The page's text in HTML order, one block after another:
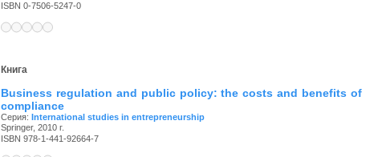
ISBN 0-7506-5247-0
Книга
Business regulation and public policy: the costs and benefits of
compliance
Серия: International studies in entrepreneurship
Springer, 2010 г.
ISBN 978-1-441-92664-7